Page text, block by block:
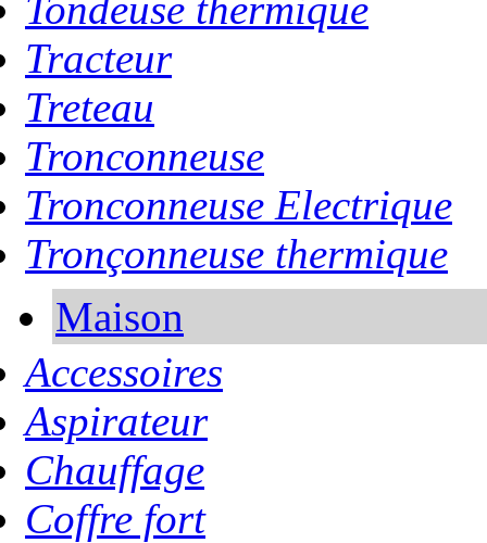
Tracteur
Treteau
Tronconneuse
Tronconneuse Electrique
Tronçonneuse thermique
Maison
Accessoires
Aspirateur
Chauffage
Coffre fort